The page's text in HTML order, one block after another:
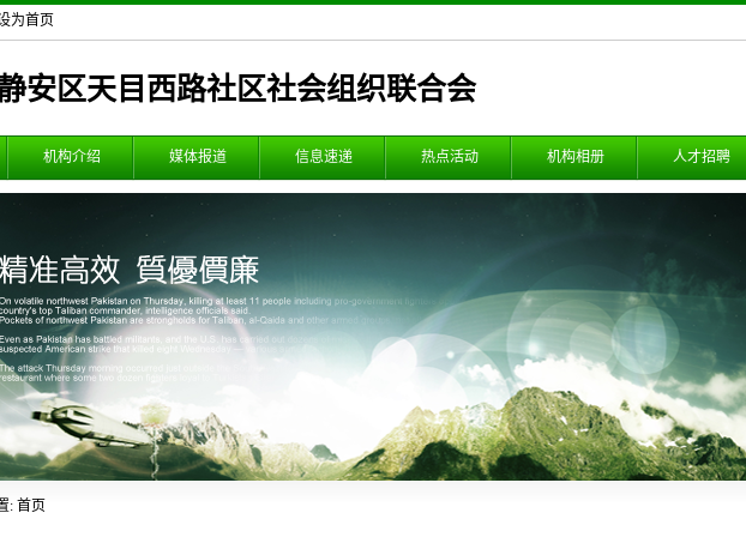
为首页
安区天目西路社区社会组织联合会
机构介绍 媒体报道 信息速递 热点活动 机构相册 人才招聘
: 首页